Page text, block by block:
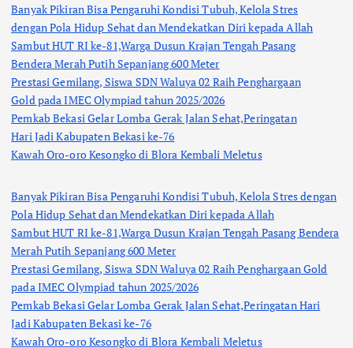
Banyak Pikiran Bisa Pengaruhi Kondisi Tubuh, Kelola Stres
dengan Pola Hidup Sehat dan Mendekatkan Diri kepada Allah
Sambut HUT RI ke-81,Warga Dusun Krajan Tengah Pasang
Bendera Merah Putih Sepanjang 600 Meter
Prestasi Gemilang, Siswa SDN Waluya 02 Raih Penghargaan
Gold pada IMEC Olympiad tahun 2025/2026
Pemkab Bekasi Gelar Lomba Gerak Jalan Sehat,Peringatan
Hari Jadi Kabupaten Bekasi ke-76
Kawah Oro-oro Kesongko di Blora Kembali Meletus
Banyak Pikiran Bisa Pengaruhi Kondisi Tubuh, Kelola Stres dengan
Pola Hidup Sehat dan Mendekatkan Diri kepada Allah
Sambut HUT RI ke-81,Warga Dusun Krajan Tengah Pasang Bendera
Merah Putih Sepanjang 600 Meter
Prestasi Gemilang, Siswa SDN Waluya 02 Raih Penghargaan Gold
pada IMEC Olympiad tahun 2025/2026
Pemkab Bekasi Gelar Lomba Gerak Jalan Sehat,Peringatan Hari
Jadi Kabupaten Bekasi ke-76
Kawah Oro-oro Kesongko di Blora Kembali Meletus